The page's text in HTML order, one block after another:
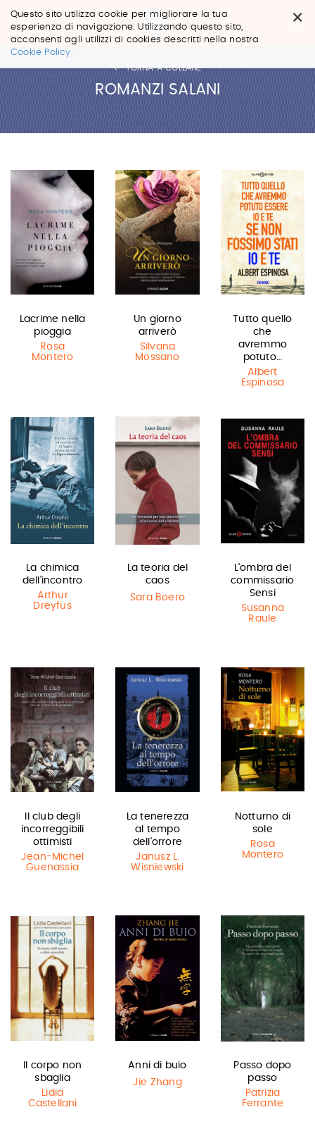
×
Questo sito utilizza cookie per migliorare la tua
esperienza di navigazione. Utilizzando questo sito,
acconsenti agli utilizzi di cookies descritti nella nostra
Cookie Policy.
Salta
contenuti.
Salta
navigazione
ROMANZI SALANI
TORNA A COLLANE
Lacrime nella
pioggia
Rosa
Montero
Un giorno
arriverò
Silvana
Mossano
Tutto quello
che
avremmo
potuto…
Albert
Espinosa
La chimica
dell'incontro
Arthur
Dreyfus
La teoria del
caos
Sara Boero
L'ombra del
commissario
Sensi
Susanna
Raule
Il club degli
incorreggibili
ottimisti
Jean-Michel
Guenassia
La tenerezza
al tempo
dell'orrore
Janusz L.
Wisniewski
Notturno di
sole
Rosa
Montero
Il corpo non
sbaglia
Lidia
Castellani
Anni di buio
Jie Zhang
Passo dopo
passo
Patrizia
Ferrante